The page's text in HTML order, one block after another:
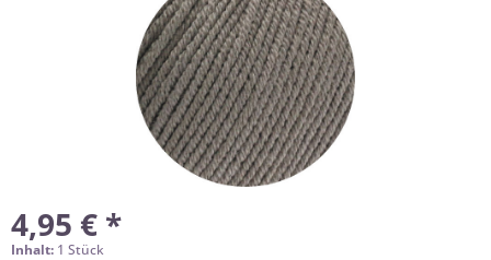
4,95 € *
Inhalt: 1 Stück